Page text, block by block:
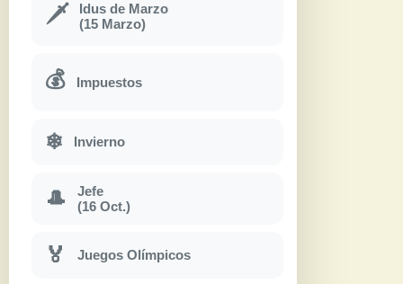
🗡
Idus de Marzo
(15 Marzo)
💰 Impuestos
❄ Invierno
🎩
Jefe
(16 Oct.)
🏅 Juegos Olímpicos